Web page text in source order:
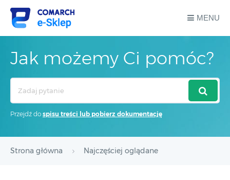
MENU
Jak możemy Ci pomóc?
Przejdź do spisu treści lub pobierz dokumentację
Strona główna Najczęściej oglądane